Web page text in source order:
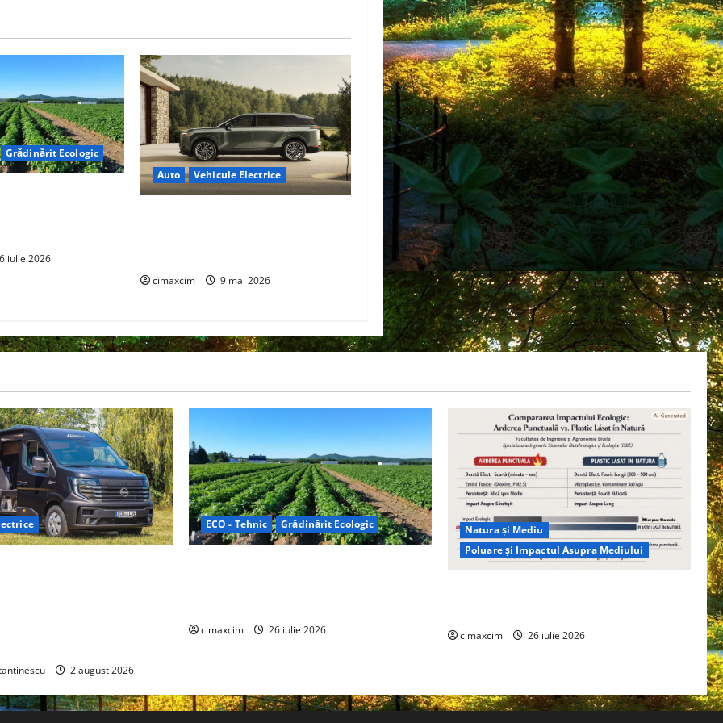
Grădinărit Ecologic
iulie 2026
Auto Vehicule Electrice
cimaxcim 9 mai 2026
2 august 2026
ECO - Tehnic Grădinărit Ecologic
cimaxcim 26 iulie 2026
Natura și Mediu
Poluare și Impactul Asupra Mediului
cimaxcim 26 iulie 2026